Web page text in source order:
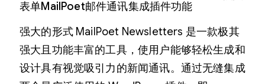
表单MailPoet邮件通讯集成插件功能
强大的形式 MailPoet Newsletters 是一款极其
强大且功能丰富的工具，使用户能够轻松生成和
设计具有视觉吸引力的新闻通讯。通过无缝集成